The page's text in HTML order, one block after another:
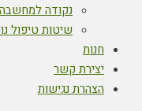
נקודה למחשבה
שיטות טיפול
חנות
יצירת קשר
הצהרת נגישות